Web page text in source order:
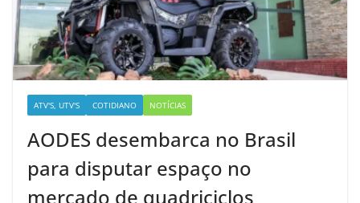
ATV'S, UTV'S COTIDIANO NOTÍCIAS
AODES desembarca no Brasil
para disputar espaço no
mercado de quadriciclos